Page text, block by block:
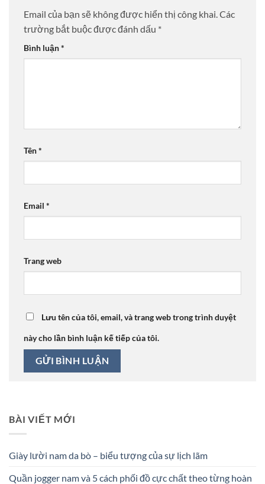
Email của bạn sẽ không được hiển thị công khai.Các
trường bắt buộc được đánh dấu *
Bình luận*
Tên*
Email *
Trang web
Lưu tên của tôi, email, và trang web trong trình duyệt
này cho lần bình luận kế tiếp của tôi.
BÀI VIẾT MỚI
Giày lười nam da bò – biểu tượng của sự lịch lãm
Quần jogger nam và 5 cách phối đồ cực chất theo từng hoàn